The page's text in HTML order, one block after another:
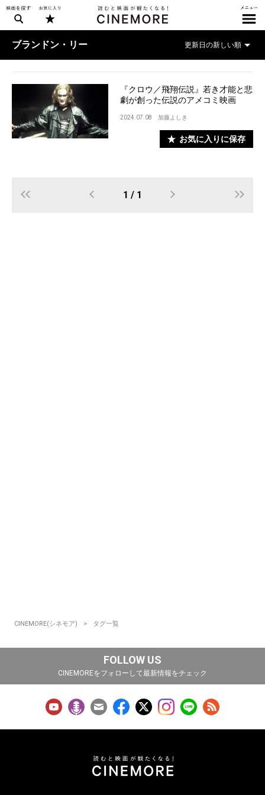
ブランドン・リー
『クロウ／飛翔伝説』若き才能と悲
劇が創った伝説のアメコミ映画
2024.07.08 加藤よしき
お気に入りに保存
1 / 1
CINEMORE(シネモア) タグ一覧
FOLLOW US
CINEMOREをフォローして最新情報をチェック